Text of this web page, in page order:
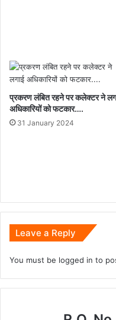
प्रकरण लंबित रहने पर कलेक्टर ने
अधिकारियों को फटकार….
31 January 2024
Leave a Reply
You must be logged in to